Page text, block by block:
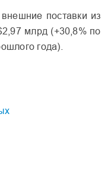
поставки из
млрд (+30,8% по
года).